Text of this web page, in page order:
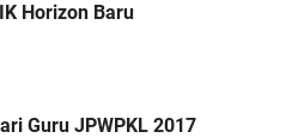
Horizon Baru
Guru JPWPKL 2017